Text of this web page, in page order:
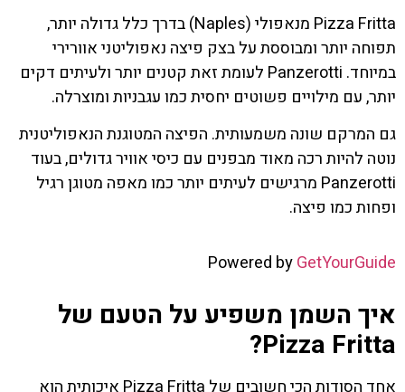
Pizza Fritta מנאפולי (Naples) בדרך כלל גדולה יותר,
תפוחה יותר ומבוססת על בצק פיצה נאפוליטני אוורירי
במיוחד. Panzerotti לעומת זאת קטנים יותר ולעיתים דקים
יותר, עם מילויים פשוטים יחסית כמו עגבניות ומוצרלה.
גם המרקם שונה משמעותית. הפיצה המטוגנת הנאפוליטנית
נוטה להיות רכה מאוד מבפנים עם כיסי אוויר גדולים, בעוד
Panzerotti מרגישים לעיתים יותר כמו מאפה מטוגן רגיל
ופחות כמו פיצה.
Powered byGetYourGuide
איך השמן משפיע על הטעם של
Pizza Fritta?